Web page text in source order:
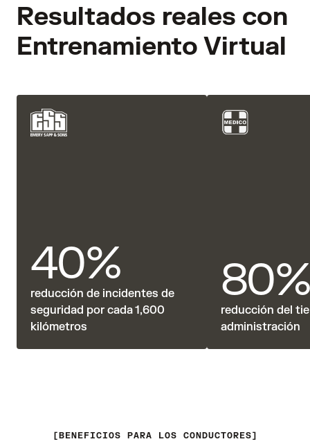
Resultados reales con
Entrenamiento Virtual
40%
reducción de incidentes de
seguridad por cada 1,600
kilómetros
80%
reducción del
administración
BENEFICIOS PARA LOS CONDUCTORES